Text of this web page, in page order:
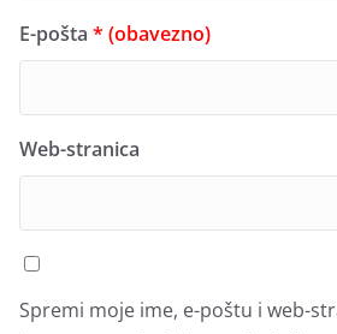
E-pošta * (obavezno)
Web-stranica
Spremi moje ime, e-poštu i web-